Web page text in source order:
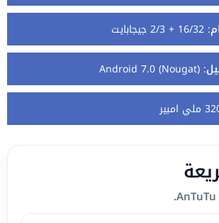
: 16/32 + 2/3 جيجابايت
:
Android 7.0 (Nougat)
امبير